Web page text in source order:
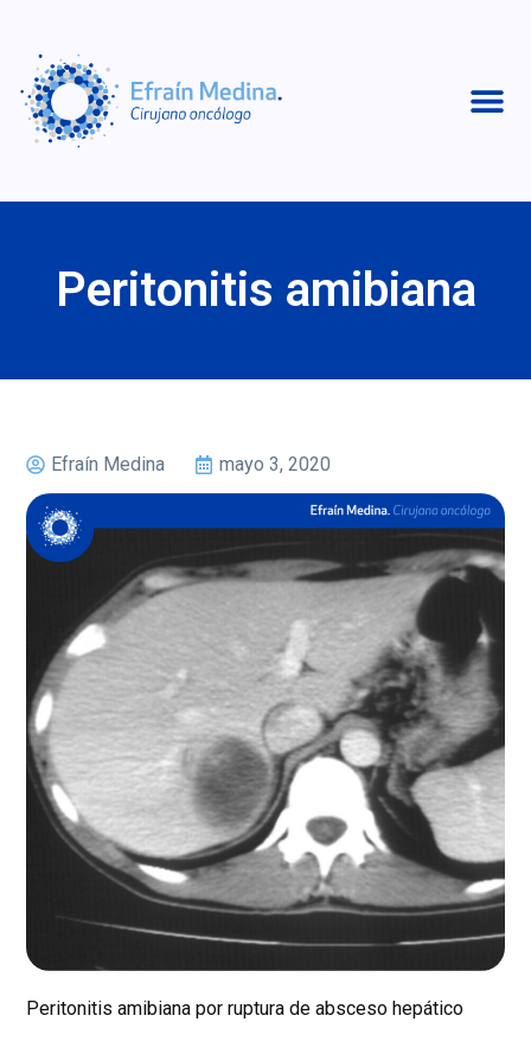
Peritonitis amibiana
Efraín Medina mayo 3, 2020
Peritonitis amibiana por ruptura de absceso hepático